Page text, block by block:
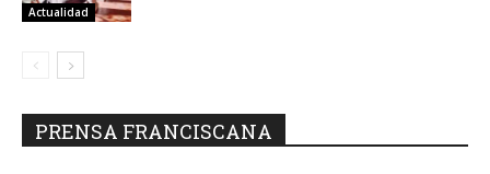
Actualidad
PRENSA FRANCISCANA